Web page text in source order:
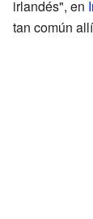
irlandés", en
tan común